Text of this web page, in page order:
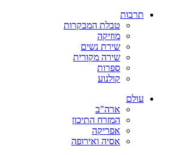
תרבות
טבלת המבקרות
מוזיקה
שירת נשים
שירה מקורית
ספרות
קולנוע
עולם
ארה"ב
המזרח התיכון
אפריקה
אסיה ואירופה